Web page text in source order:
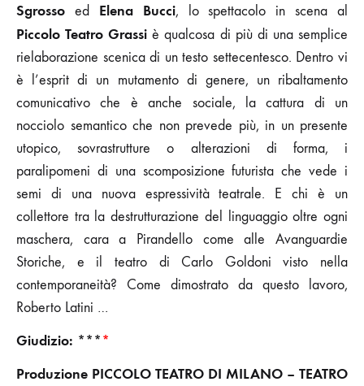
Sgrosso ed Elena Bucci, lo spettacolo in scena al
Piccolo Teatro Grassi è qualcosa di più di una semplice
rielaborazione scenica di un testo settecentesco. Dentro vi
è l’esprit di un mutamento di genere, un ribaltamento
comunicativo che è anche sociale, la cattura di un
nocciolo semantico che non prevede più, in un presente
utopico, sovrastrutture o alterazioni di forma, i
paralipomeni di una scomposizione futurista che vede i
semi di una nuova espressività teatrale. E chi è un
collettore tra la destrutturazione del linguaggio oltre ogni
maschera, cara a Pirandello come alle Avanguardie
Storiche, e il teatro di Carlo Goldoni visto nella
contemporaneità? Come dimostrato da questo lavoro,
Roberto Latini …
Giudizio: ****
Produzione PICCOLO TEATRO DI MILANO – TEATRO